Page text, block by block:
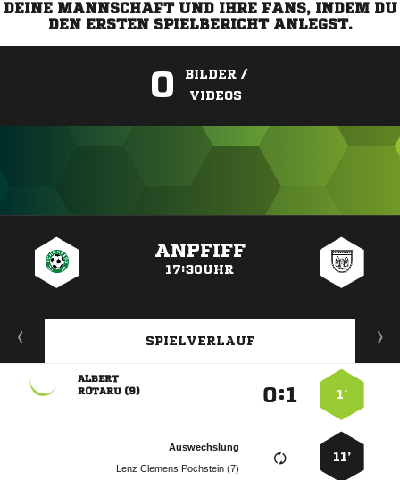
DEINE MANNSCHAFT UND IHRE FANS, INDEM DU
DEN ERSTEN SPIELBERICHT ANLEGST.
0
BILDER /
VIDEOS
ANPFIFF
17:30UHR
SPIELVERLAUF
1’
:

 
11’
Auswechslung
   